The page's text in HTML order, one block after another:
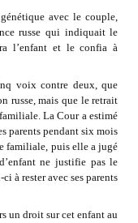
avec le couple,
russe qui indiquait le
l’enfant et le confia à
voix contre deux, que
russe, mais que le retrait
La Cour a estimé
parents pendant six mois
familiale, puis elle a jugé
ne justifie pas le
à rester avec ses parents
un droit sur cet enfant au